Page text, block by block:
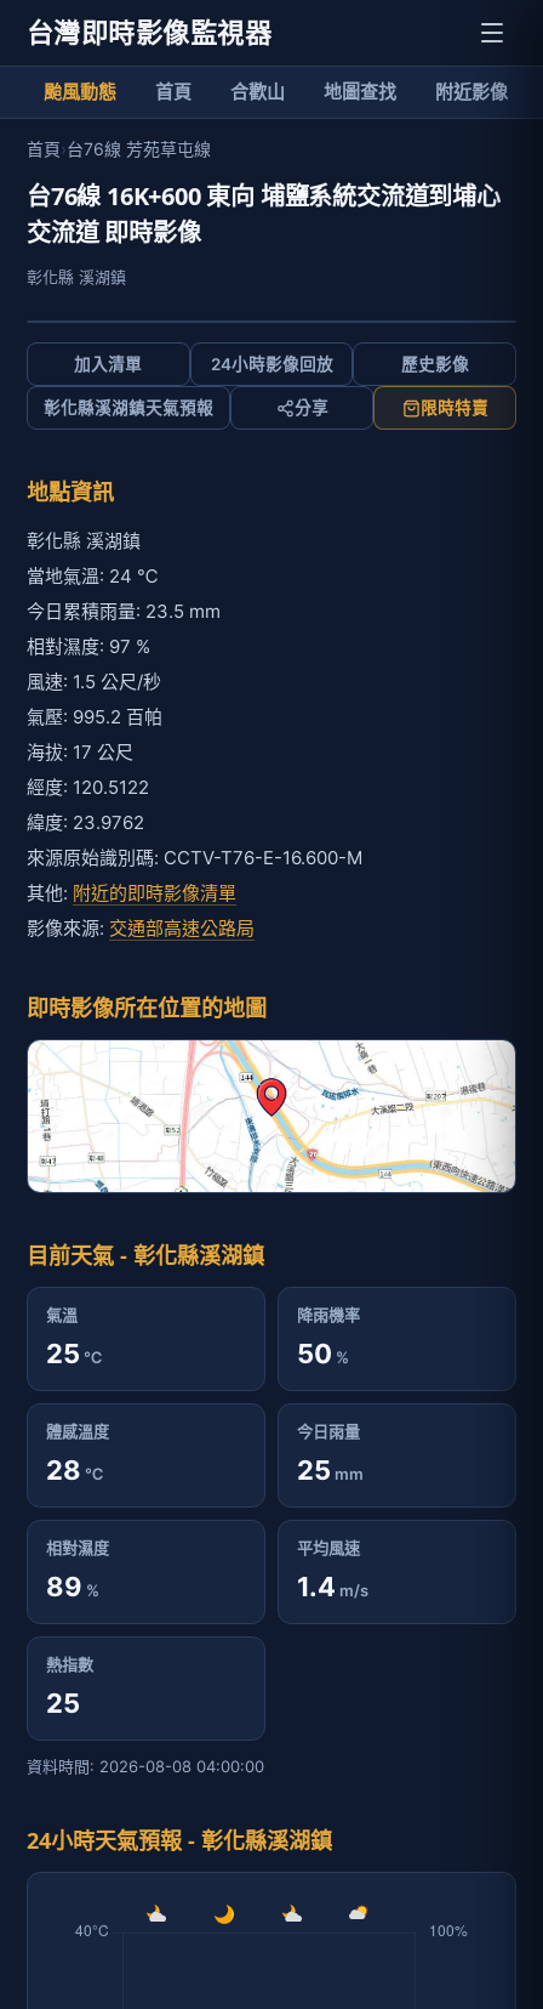
台灣即時影像監視器
颱風動態 首頁 合歡山 地圖查找 附近影像
首頁›台76線 芳苑草屯線
台76線 16K+600 東向 埔鹽系統交流道到埔心
交流道 即時影像
彰化縣 溪湖鎮
加入清單 24小時影像回放 歷史影像
彰化縣溪湖鎮天氣預報 分享 限時特賣
地點資訊
彰化縣 溪湖鎮
當地氣溫: 24 ℃
今日累積雨量: 23.5 mm
相對濕度: 97 %
風速: 1.5 公尺/秒
氣壓: 995.2 百帕
海拔: 17 公尺
經度: 120.5122
緯度: 23.9762
來源原始識別碼: CCTV-T76-E-16.600-M
其他: 附近的即時影像清單
影像來源: 交通部高速公路局
即時影像所在位置的地圖
目前天氣 - 彰化縣溪湖鎮
氣溫
25 ℃
降雨機率
50 %
體感溫度
28 ℃
今日雨量
25 mm
相對濕度
89 %
平均風速
1.4 m/s
熱指數
25
資料時間: 2026-08-08 04:00:00
24小時天氣預報 - 彰化縣溪湖鎮